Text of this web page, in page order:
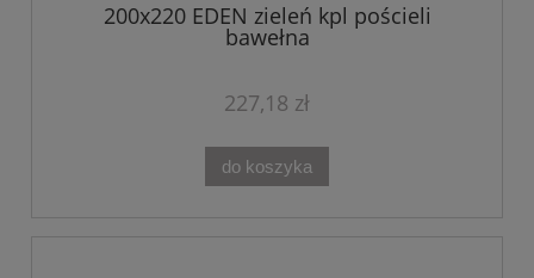
200x220 EDEN zieleń kpl pościeli
bawełna
227,18 zł
do koszyka